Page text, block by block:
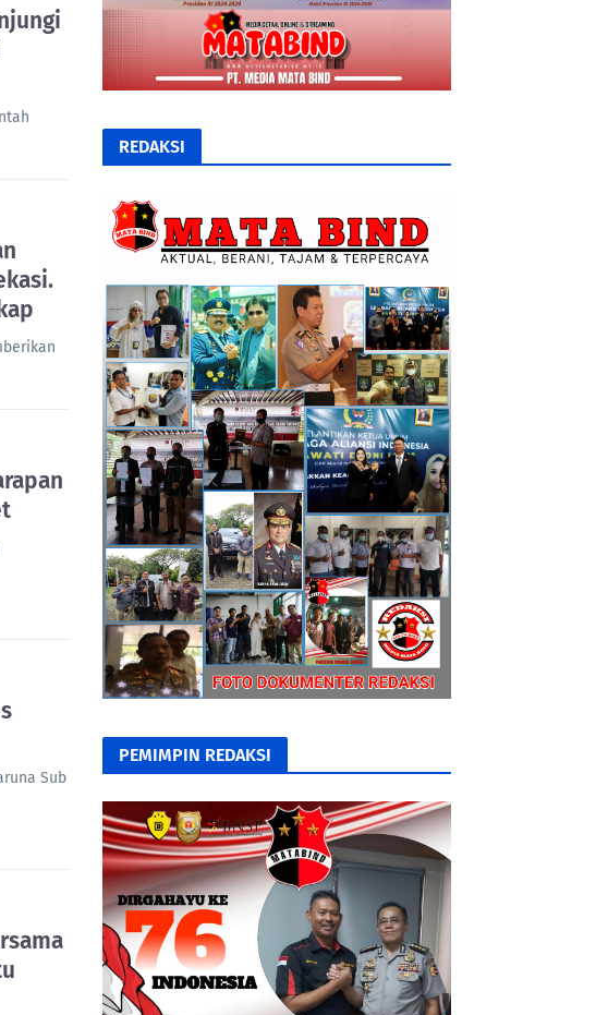
Sub
REDAKSI
PEMIMPIN REDAKSI